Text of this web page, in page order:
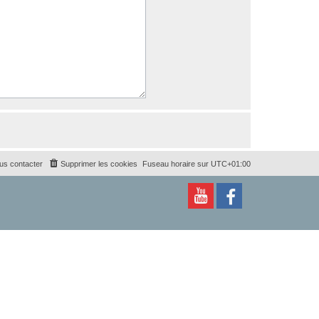
Fuseau horaire sur UTC+01:00
Supprimer les cookies
contacter